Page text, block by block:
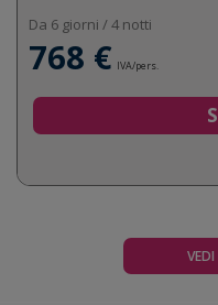
Da 6 giorni / 4 notti
768 € IVA/pers.